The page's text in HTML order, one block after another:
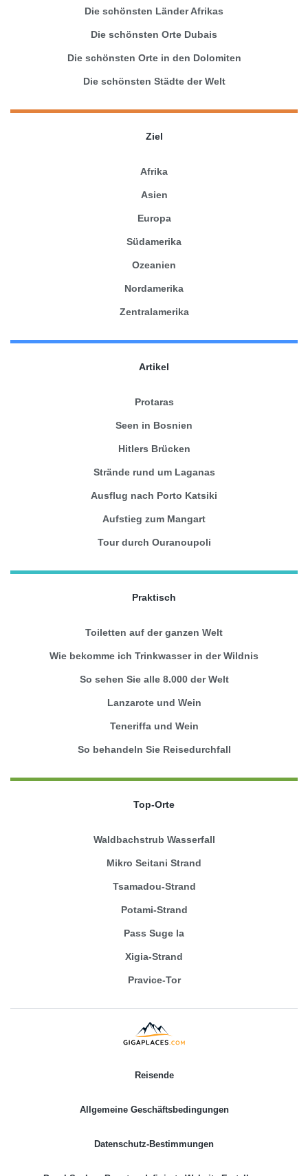
Die schönsten Länder Afrikas
Die schönsten Orte Dubais
Die schönsten Orte in den Dolomiten
Die schönsten Städte der Welt
Ziel
Afrika
Asien
Europa
Südamerika
Ozeanien
Nordamerika
Zentralamerika
Artikel
Protaras
Seen in Bosnien
Hitlers Brücken
Strände rund um Laganas
Ausflug nach Porto Katsiki
Aufstieg zum Mangart
Tour durch Ouranoupoli
Praktisch
Toiletten auf der ganzen Welt
Wie bekomme ich Trinkwasser in der Wildnis
So sehen Sie alle 8.000 der Welt
Lanzarote und Wein
Teneriffa und Wein
So behandeln Sie Reisedurchfall
Top-Orte
Waldbachstrub Wasserfall
Mikro Seitani Strand
Tsamadou-Strand
Potami-Strand
Pass Suge la
Xigia-Strand
Pravice-Tor
Reisende
Allgemeine Geschäftsbedingungen
Datenschutz-Bestimmungen